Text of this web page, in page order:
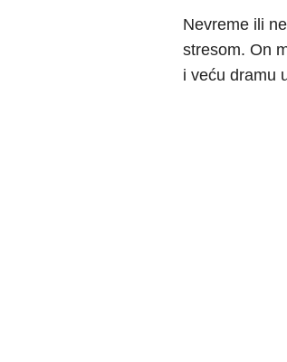
Nevreme ili
stresom. On
i veću dramu